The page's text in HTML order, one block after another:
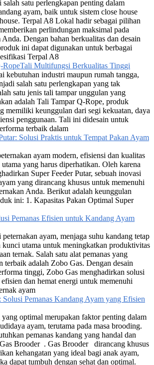
salah satu perlengkapan penting dalam
ayam, baik untuk sistem close house
Terpal A8 Lokal hadir sebagai pilihan
perlindungan maksimal pada
Dengan bahan berkualitas dan desain
ini dapat digunakan untuk berbagai
Terpal A8
RopeTali Multifungsi Berkualitas Tinggi
kebutuhan industri maupun rumah tangga,
salah satu perlengkapan yang tak
satu jenis tali tampar unggulan yang
adalah Tali Tampar Q-Rope, produk
memiliki keunggulan dari segi kekuatan, daya
penggunaan. Tali ini didesain untuk
terbaik dalam
Solusi Praktis untuk Tempat Pakan Ayam
ayam modern, efisiensi dan kualitas
yang harus diperhatikan. Oleh karena
Super Feeder Putar, sebuah inovasi
yang dirancang khusus untuk memenuhi
Anda. Berikut adalah keunggulan
ini: 1. Kapasitas Pakan Optimal Super
Pemanas Efisien untuk Kandang Ayam
ayam, menjaga suhu kandang tetap
kunci utama untuk meningkatkan produktivitas
ternak. Salah satu alat pemanas yang
terbaik adalah Zobo Gas. Dengan desain
tinggi, Zobo Gas menghadirkan solusi
dan hemat energi untuk memenuhi
ayam
Pemanas Kandang Ayam yang Efisien
yang optimal merupakan faktor penting dalam
ayam, terutama pada masa brooding.
pemanas kandang yang handal dan
Brooder . Gas Brooder dirancang khusus
kehangatan yang ideal bagi anak ayam,
dapat tumbuh dengan sehat dan optimal.